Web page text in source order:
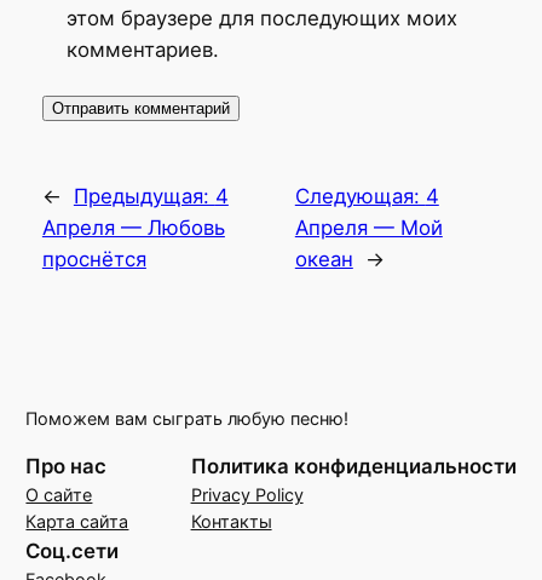
этом браузере для последующих моих
комментариев.
← Предыдущая: 4
Апреля — Любовь
проснётся
Следующая: 4
Апреля — Мой
океан
→
Поможем вам сыграть любую песню!
Про нас
О сайте
Карта сайта
Политика конфиденциальности
Privacy Policy
Контакты
Соц.сети